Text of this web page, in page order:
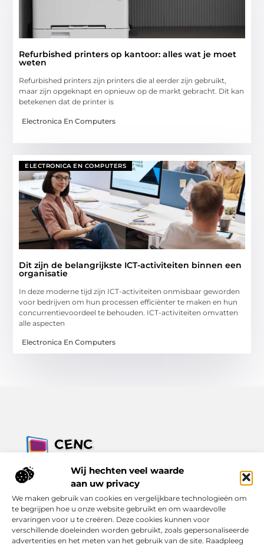
Wij hechten veel waarde
aan uw privacy
We maken gebruik van cookies en vergelijkbare technologieën om
te begrijpen hoe u onze website gebruikt en om waardevolle
ervaringen voor u te creëren. Deze cookies kunnen voor
verschillende doeleinden worden gebruikt, zoals gepersonaliseerde
advertenties en het meten van het gebruik van de site. Raadpleeg
Refurbished printers op kantoor: alles wat je moet
weten
Refurbished printers zijn printers die al eerder zijn gebruikt,
maar zijn opgeknapt en opnieuw op de markt gebracht. Dit kan
betekenen dat de printer is
Electronica En Computers
ELECTRONICA EN COMPUTERS
Dit zijn de belangrijkste ICT-activiteiten binnen een
organisatie
In deze moderne tijd zijn ICT-activiteiten onmisbaar geworden
voor bedrijven om hun processen efficiënter te maken en hun
concurrentievoordeel te behouden. ICT-activiteiten omvatten
alle aspecten
Electronica En Computers
Jouw bron voor inzichten, tips en nieuws uit de digitale
Ontdek alles wat je moet weten over het dagelijks leven, met
een focus op praktische adviezen en actuele trends.
Bericht categorie